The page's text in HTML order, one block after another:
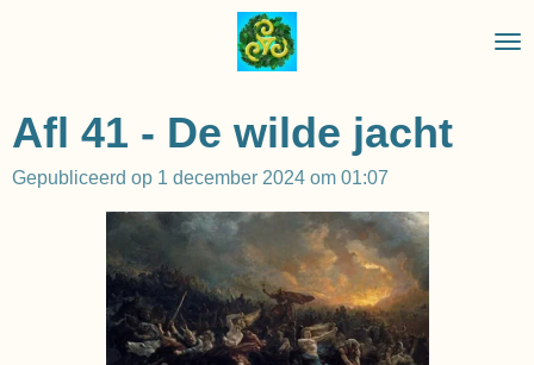
hoofdinhoud
Afl 41 - De wilde jacht
Gepubliceerd op 1 december 2024 om 01:07